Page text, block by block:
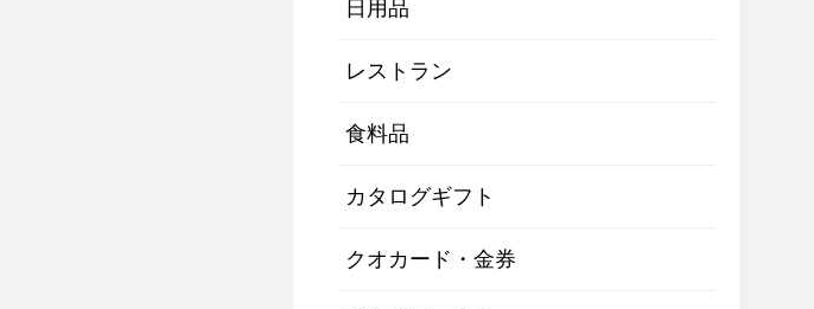
日用品
レストラン
食料品
カタログギフト
クオカード・金券